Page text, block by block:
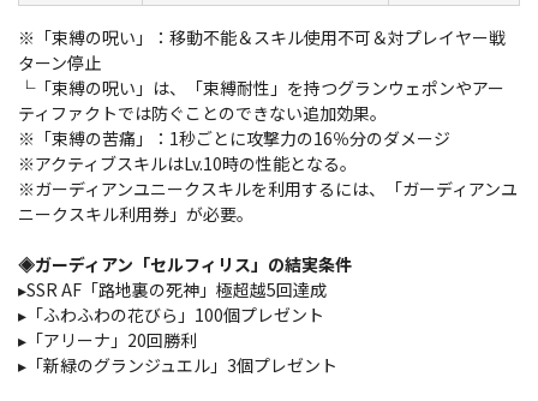
※「束縛の呪い」：移動不能＆スキル使用不可＆対プレイヤー戦
ターン停止
└「束縛の呪い」は、「束縛耐性」を持つグランウェポンやアー
ティファクトでは防ぐことのできない追加効果。
※「束縛の苦痛」：1秒ごとに攻撃力の16％分のダメージ
※アクティブスキルはLv.10時の性能となる。
※ガーディアンユニークスキルを利用するには、「ガーディアンユ
ニークスキル利用券」が必要。
◈ガーディアン「セルフィリス」の結実条件
▸SSR AF「路地裏の死神」極超越5回達成
▸「ふわふわの花びら」100個プレゼント
▸「アリーナ」20回勝利
▸「新緑のグランジュエル」3個プレゼント